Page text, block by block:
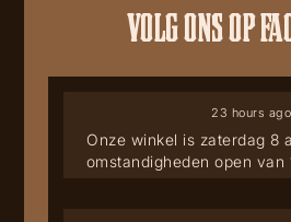
VOLG ONS OP
Onze winkel is zaterdag 8
omstandigheden open van
23 hours ago